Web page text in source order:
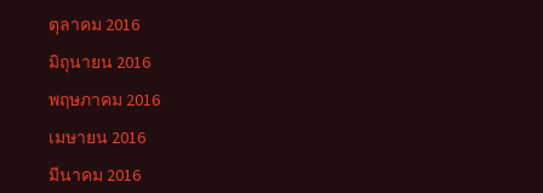
ตุลาคม 2016
มิถุนายน 2016
พฤษภาคม 2016
เมษายน 2016
มีนาคม 2016